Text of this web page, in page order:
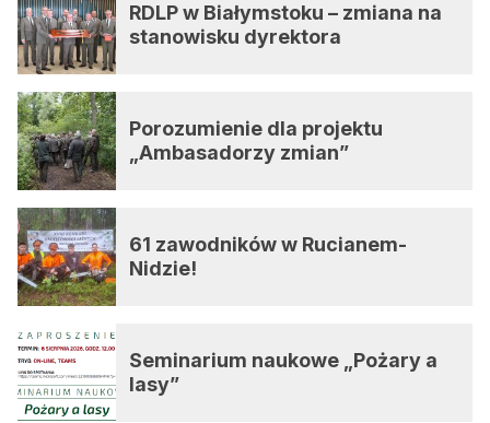
RDLP w Białymstoku – zmiana na
stanowisku dyrektora
Porozumienie dla projektu
„Ambasadorzy zmian”
61 zawodników w Rucianem-
Nidzie!
Seminarium naukowe „Pożary a
lasy”